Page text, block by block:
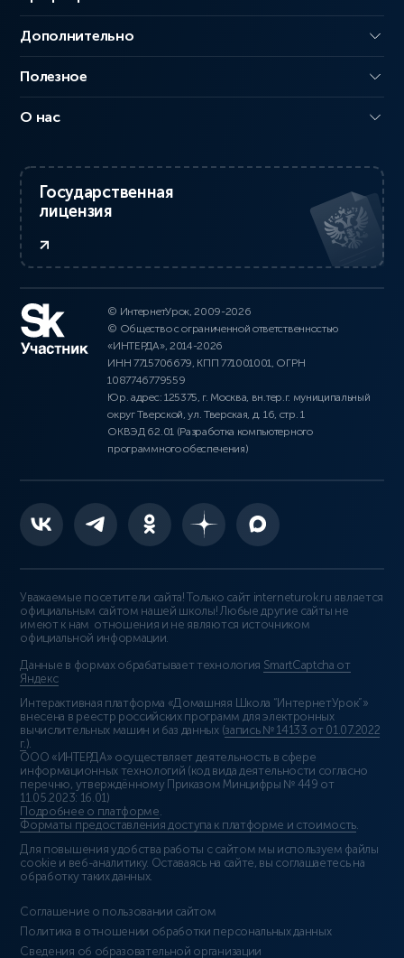
Дополнительно
Полезное
О нас
Государственная
лицензия
© ИнтернетУрок, 2009-2026
© Общество с ограниченной ответственностью
«ИНТЕРДА», 2014-2026
ИНН 7715706679, КПП 771001001, ОГРН
1087746779559
Юр. адрес: 125375, г. Москва, вн.тер.г. муниципальный
округ Тверской, ул. Тверская, д. 16, стр. 1
ОКВЭД 62.01 (Разработка компьютерного
программного обеспечения)
Уважаемые посетители сайта! Только сайт interneturok.ru является
официальным сайтом нашей школы! Любые другие сайты не
имеют к нам отношения и не являются источником
официальной информации.
Данные в формах обрабатывает технология SmartCaptcha от
Яндекс
Интерактивная платформа «Домашняя Школа “ИнтернетУрок”»
внесена в реестр российских программ для электронных
вычислительных машин и баз данных (запись № 14133 от 01.07.2022
г.).
ООО «ИНТЕРДА» осуществляет деятельность в сфере
информационных технологий (код вида деятельности согласно
перечню, утверждённому Приказом Минцифры № 449 от
11.05.2023: 16.01)
Подробнее о платформе.
Форматы предоставления доступа к платформе и стоимость.
Для повышения удобства работы с сайтом мы используем файлы
cookie и веб-аналитику. Оставаясь на сайте, вы соглашаетесь на
обработку таких данных.
Соглашение о пользовании сайтом
Политика в отношении обработки персональных данных
Сведения об образовательной организации